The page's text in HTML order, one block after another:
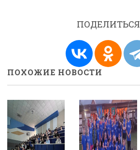
ПОДЕЛИТЬСЯ
ПОХОЖИЕ НОВОСТИ